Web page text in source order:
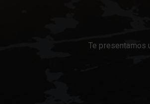
Te presentamos